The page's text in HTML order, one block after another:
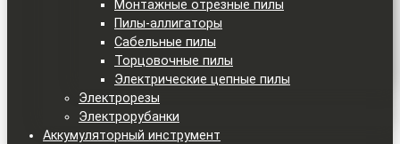
Монтажные отрезные пилы
Пилы-аллигаторы
Сабельные пилы
Торцовочные пилы
Электрические цепные пилы
Электрорезы
Электрорубанки
Аккумуляторный инструмент